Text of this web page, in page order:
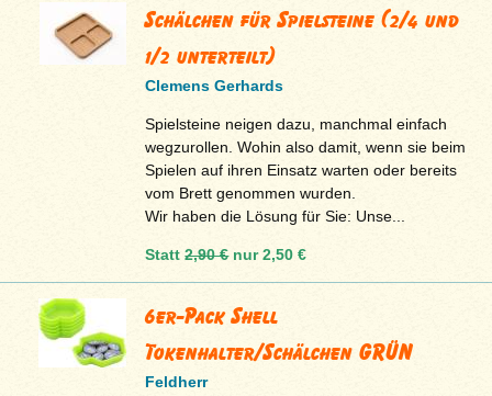
Schälchen für Spielsteine (2/4 und
1/2 unterteilt)
Clemens Gerhards
Spielsteine neigen dazu, manchmal einfach
wegzurollen. Wohin also damit, wenn sie beim
Spielen auf ihren Einsatz warten oder bereits
vom Brett genommen wurden.
Wir haben die Lösung für Sie: Unse...
Statt2,90 €nur2,50 €
6er-Pack Shell
Tokenhalter/Schälchen GRÜN
Feldherr